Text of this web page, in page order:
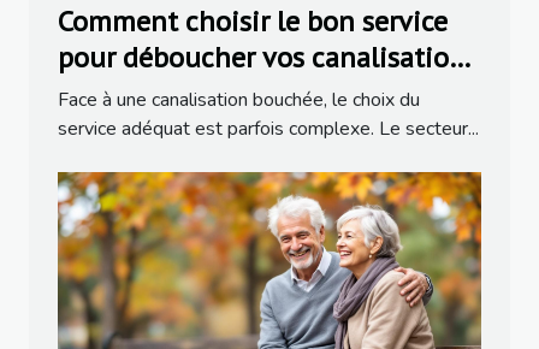
Comment choisir le bon service
pour déboucher vos canalisations
?
Face à une canalisation bouchée, le choix du
service adéquat est parfois complexe. Le secteur...